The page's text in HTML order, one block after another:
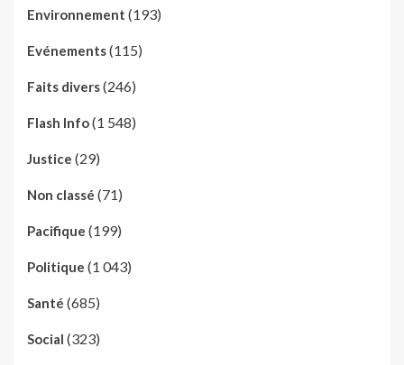
Environnement (193)
Evénements(115)
Faits divers(246)
Flash Info(1 548)
Justice (29)
Non classé (71)
Pacifique (199)
Politique (1 043)
Santé (685)
Social (323)